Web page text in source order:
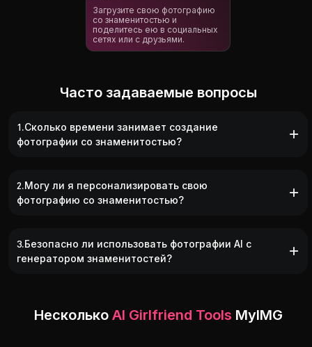
Загрузите свою фотографию
со знаменитостью и
поделитесь ею в социальных
сетях или с друзьями.
Часто задаваемые вопросы
1.Сколько времени занимает создание
фотографии со знаменитостью?
2.Могу ли я персонализировать свою
фотографию со знаменитостью?
3.Безопасно ли использовать фотографии AI с
генератором знаменитостей?
Несколько AI Girlfriend Tools MyIMG